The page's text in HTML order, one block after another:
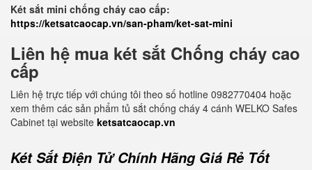
Két sắt mini chống cháy cao cấp:
https://ketsatcaocap.vn/san-pham/ket-sat-mini
Liên hệ mua két sắt Chống cháy cao
cấp
Liên hệ trực tiếp với chúng tôi theo số hotline 0982770404 hoặc
xem thêm các sản phẩm tủ sắt chống cháy 4 cánh WELKO Safes
Cabinet tại website ketsatcaocap.vn
Két Sắt Điện Tử Chính Hãng Giá Rẻ Tốt